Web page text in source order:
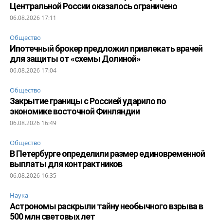
Центральной России оказалось ограничено
06.08.2026 17:11
Общество
Ипотечный брокер предложил привлекать врачей
для защиты от «схемы Долиной»
06.08.2026 17:04
Общество
Закрытие границы с Россией ударило по
экономике восточной Финляндии
06.08.2026 16:49
Общество
В Петербурге определили размер единовременной
выплаты для контрактников
06.08.2026 16:35
Наука
Астрономы раскрыли тайну необычного взрыва в
500 млн световых лет